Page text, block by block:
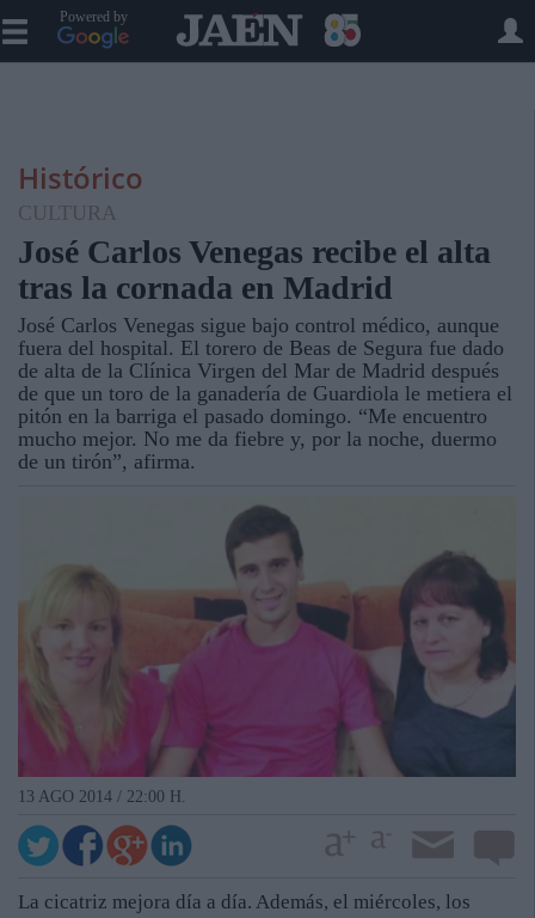
Powered by
Histórico
CULTURA
José Carlos Venegas recibe el alta
tras la cornada en Madrid
José Carlos Venegas sigue bajo control médico, aunque
fuera del hospital. El torero de Beas de Segura fue dado
de alta de la Clínica Virgen del Mar de Madrid después
de que un toro de la ganadería de Guardiola le metiera el
pitón en la barriga el pasado domingo. “Me encuentro
mucho mejor. No me da fiebre y, por la noche, duermo
de un tirón”, afirma.
13 AGO 2014 / 22:00 H.
La cicatriz mejora día a día. Además, el miércoles, los